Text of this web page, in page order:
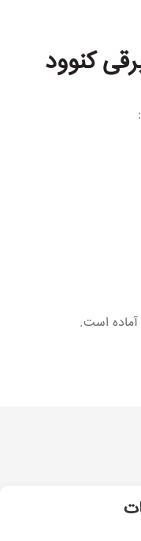
کنوود
آماده است.